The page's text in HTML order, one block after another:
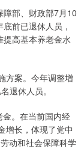
障部、财政部7月10
前已退休人员，
高基本养老金水
方案。今年调整增
退休人员。
。在当前国内经
增长，体现了党中
动和社会保障科学